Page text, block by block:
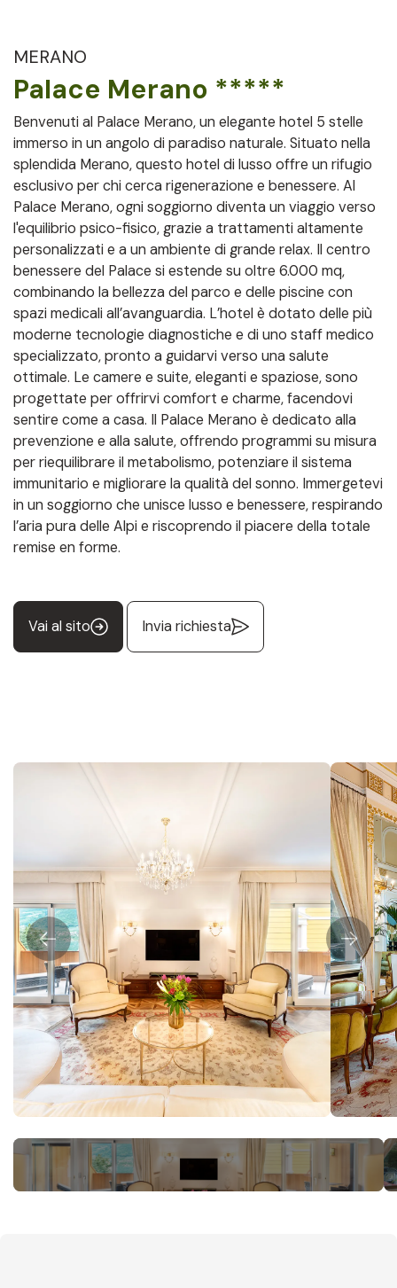
MERANO
Palace Merano *****
Benvenuti al Palace Merano, un elegante hotel 5 stelle
immerso in un angolo di paradiso naturale. Situato nella
splendida Merano, questo hotel di lusso offre un rifugio
esclusivo per chi cerca rigenerazione e benessere. Al
Palace Merano, ogni soggiorno diventa un viaggio verso
l'equilibrio psico-fisico, grazie a trattamenti altamente
personalizzati e a un ambiente di grande relax. Il centro
benessere del Palace si estende su oltre 6.000 mq,
combinando la bellezza del parco e delle piscine con
spazi medicali all’avanguardia. L’hotel è dotato delle più
moderne tecnologie diagnostiche e di uno staff medico
specializzato, pronto a guidarvi verso una salute
ottimale. Le camere e suite, eleganti e spaziose, sono
progettate per offrirvi comfort e charme, facendovi
sentire come a casa. Il Palace Merano è dedicato alla
prevenzione e alla salute, offrendo programmi su misura
per riequilibrare il metabolismo, potenziare il sistema
immunitario e migliorare la qualità del sonno. Immergetevi
in un soggiorno che unisce lusso e benessere, respirando
l’aria pura delle Alpi e riscoprendo il piacere della totale
remise en forme.
Vai al sito Invia richiesta